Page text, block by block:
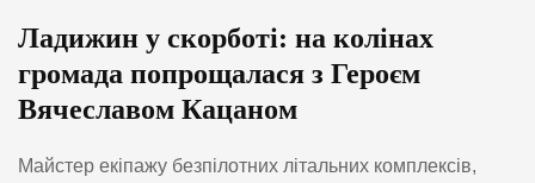
Ладижин у скорботі: на колінах
громада попрощалася з Героєм
Вячеславом Кацаном
Майстер екіпажу безпілотних літальних комплексів,